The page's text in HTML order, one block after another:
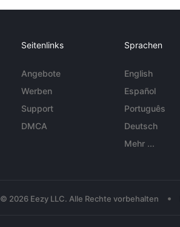
Seitenlinks
Angebote
Werben
Support
DMCA
Sprachen
English
Español
Português
Deutsch
Mehr ...
© 2026 Eezy LLC. Alle Rechte vorbehalten •